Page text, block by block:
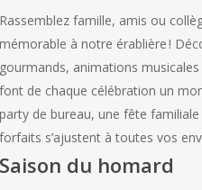
Rassemblez famille, amis ou
mémorable à notre érablière !
gourmands, animations
font de chaque célébration un
party de bureau, une fête
forfaits s’ajustent à toutes vos
Saison du homard